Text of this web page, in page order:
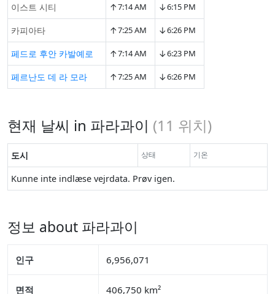
이스트 시티 ↑7:14 AM ↓6:15 PM
카피아타 ↑7:25 AM ↓6:26 PM
페드로 후안 카발예로 ↑7:14 AM ↓6:23 PM
페르난도 데 라 모라 ↑7:25 AM ↓6:26 PM
현재 날씨 in 파라과이 (11 위치)
도시 상태 기온
Kunne inte indlæse vejrdata. Prøv igen.
정보 about 파라과이
인구 6,956,071
면적 406,750 km²